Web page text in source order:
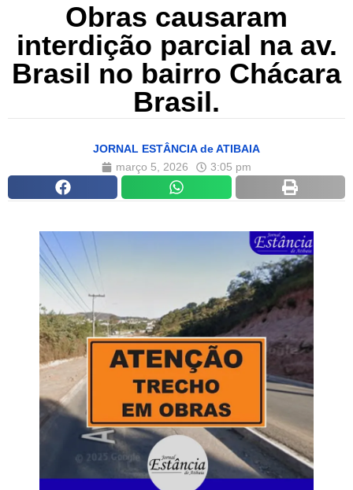
Obras causaram
interdição parcial na av.
Brasil no bairro Chácara
Brasil.
JORNAL ESTÂNCIA de ATIBAIA
março 5, 2026
3:05 pm